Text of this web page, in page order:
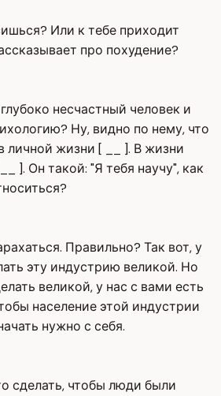
Или к тебе приходит
про похудение?
несчастный человек и
Ну, видно по нему, что
личной жизни [ __ ]. В жизни
]. Он такой: "Я тебя научу", как
Правильно? Так вот, у
эту индустрию великой. Но
великой, у нас с вами есть
население этой индустрии
нужно с себя.
сделать, чтобы люди были